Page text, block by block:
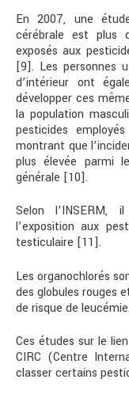
En 2007, une
cérébrale est plus
exposés aux
[9]. Les personnes
d’intérieur ont
développer ces
la population
pesticides
montrant que
plus élevée parmi
générale [10].
Selon l’INSERM,
l’exposition aux
testiculaire [11].
Les organochlorés
des globules rouges
de risque de leucémie.
Ces études sur le
CIRC (Centre
classer certains